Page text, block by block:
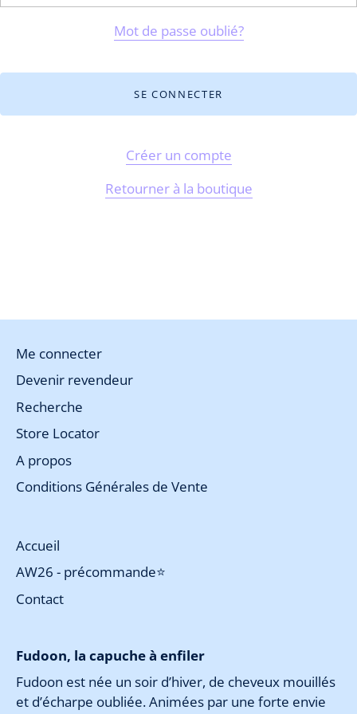
Mot de passe oublié?
Créer un compte
Retourner à la boutique
Me connecter
Devenir revendeur
Recherche
Store Locator
A propos
Conditions Générales de Vente
Accueil
AW26 - précommande⭐
Contact
Fudoon, la capuche à enfiler
Fudoon est née un soir d’hiver, de cheveux mouillés
et d’écharpe oubliée. Animées par une forte envie